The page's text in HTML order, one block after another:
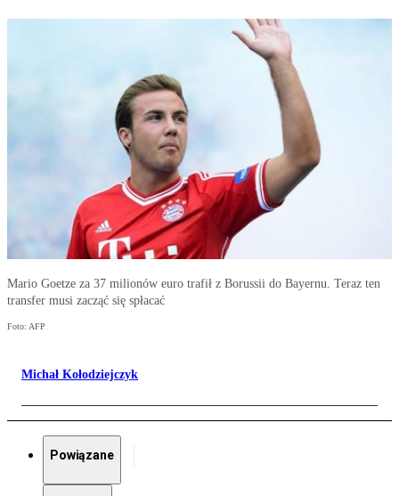
Mario Goetze za 37 milionów euro trafił z Borussii do Bayernu. Teraz ten
transfer musi zacząć się spłacać
Foto: AFP
Michał Kołodziejczyk
Powiązane